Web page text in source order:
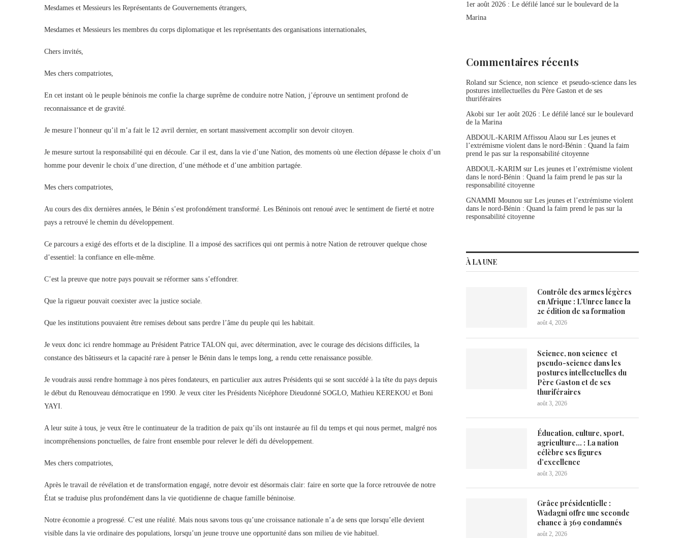
Mesdames et Messieurs les Représentants de Gouvernements étrangers,
Mesdames et Messieurs les membres du corps diplomatique et les représentants des organisations internationales,
Chers invités,
Mes chers compatriotes,
En cet instant où le peuple béninois me confie la charge suprême de conduire notre Nation, j’éprouve un sentiment profond de
reconnaissance et de gravité.
Je mesure l’honneur qu’il m’a fait le 12 avril dernier, en sortant massivement accomplir son devoir citoyen.
Je mesure surtout la responsabilité qui en découle. Car il est, dans la vie d’une Nation, des moments où une élection dépasse le choix d’un
homme pour devenir le choix d’une direction, d’une méthode et d’une ambition partagée.
Mes chers compatriotes,
Au cours des dix dernières années, le Bénin s’est profondément transformé. Les Béninois ont renoué avec le sentiment de fierté et notre
pays a retrouvé le chemin du développement.
Ce parcours a exigé des efforts et de la discipline. Il a imposé des sacrifices qui ont permis à notre Nation de retrouver quelque chose
d’essentiel: la confiance en elle-même.
C’est la preuve que notre pays pouvait se réformer sans s’effondrer.
Que la rigueur pouvait coexister avec la justice sociale.
Que les institutions pouvaient être remises debout sans perdre l’âme du peuple qui les habitait.
Je veux donc ici rendre hommage au Président Patrice TALON qui, avec détermination, avec le courage des décisions difficiles, la
constance des bâtisseurs et la capacité rare à penser le Bénin dans le temps long, a rendu cette renaissance possible.
Je voudrais aussi rendre hommage à nos pères fondateurs, en particulier aux autres Présidents qui se sont succédé à la tête du pays depuis
le début du Renouveau démocratique en 1990. Je veux citer les Présidents Nicéphore Dieudonné SOGLO, Mathieu KEREKOU et Boni
YAYI.
A leur suite à tous, je veux être le continuateur de la tradition de paix qu’ils ont instaurée au fil du temps et qui nous permet, malgré nos
incompréhensions ponctuelles, de faire front ensemble pour relever le défi du développement.
Mes chers compatriotes,
Après le travail de révélation et de transformation engagé, notre devoir est désormais clair: faire en sorte que la force retrouvée de notre
État se traduise plus profondément dans la vie quotidienne de chaque famille béninoise.
Notre économie a progressé. C’est une réalité. Mais nous savons tous qu’une croissance nationale n’a de sens que lorsqu’elle devient
visible dans la vie ordinaire des populations, lorsqu’un jeune trouve une opportunité dans son milieu de vie habituel.
1er août 2026 : Le défilé lancé sur le boulevard de la
Marina
Commentaires récents
Roland sur Science, non science et pseudo-science dans les
postures intellectuelles du Père Gaston et de ses
thuriféraires
Akobi sur 1er août 2026 : Le défilé lancé sur le boulevard
de la Marina
ABDOUL-KARIM Affissou Alaou sur Les jeunes et
l’extrémisme violent dans le nord-Bénin : Quand la faim
prend le pas sur la responsabilité citoyenne
ABDOUL-KARIM sur Les jeunes et l’extrémisme violent
dans le nord-Bénin : Quand la faim prend le pas sur la
responsabilité citoyenne
GNAMMI Mounou sur Les jeunes et l’extrémisme violent
dans le nord-Bénin : Quand la faim prend le pas sur la
responsabilité citoyenne
À LA UNE
Contrôle des armes légères
en Afrique : L’Unrec lance la
2e édition de sa formation
août 4, 2026
Science, non science et
pseudo-science dans les
postures intellectuelles du
Père Gaston et de ses
thuriféraires
août 3, 2026
Éducation, culture, sport,
agriculture… : La nation
célèbre ses figures
d’excellence
août 3, 2026
Grâce présidentielle :
Wadagni offre une seconde
chance à 369 condamnés
août 2, 2026